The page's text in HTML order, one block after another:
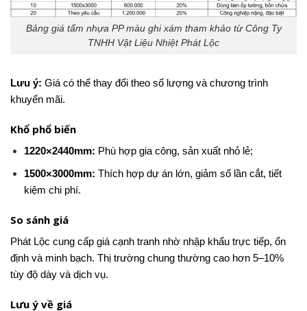
Bảng giá tấm nhựa PP màu ghi xám tham khảo từ Công Ty
TNHH Vật Liệu Nhiệt Phát Lộc
Lưu ý: Giá có thể thay đổi theo số lượng và chương trình
khuyến mãi.
Khổ phổ biến
1220×2440mm: Phù hợp gia công, sản xuất nhỏ lẻ;
1500×3000mm: Thích hợp dự án lớn, giảm số lần cắt, tiết
kiệm chi phí.
So sánh giá
Phát Lộc cung cấp giá cạnh tranh nhờ nhập khẩu trực tiếp, ổn
định và minh bạch. Thị trường chung thường cao hơn 5–10%
tùy độ dày và dịch vụ.
Lưu ý về giá